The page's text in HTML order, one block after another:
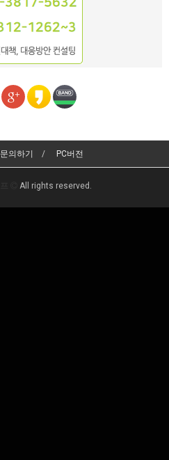
문의하기 PC버전
All rights reserved.